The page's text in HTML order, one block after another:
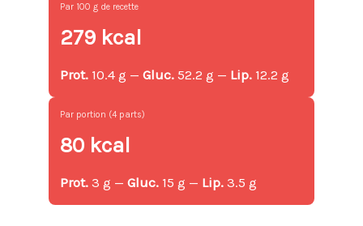
Par 100 g de recette
279 kcal
Prot. 10.4 g —Gluc. 52.2 g — Lip. 12.2 g
Par portion (4 parts)
80 kcal
Prot. 3 g —Gluc. 15 g — Lip. 3.5 g